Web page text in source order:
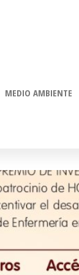
MEDIO AMBIENTE